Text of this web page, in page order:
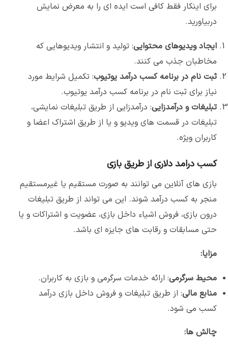
برای اینکار فقط کافی است ایده ای را به معرض نمایش
دربیاورید.
ایجاد ویدیوهای محتوایی: تولید و انتشار ویدیوهایی که
مخاطبان جذب می کنند.
ثبت نام در برنامه کسب درآمد یوتیوب: تکمیل شرایط مورد
نیاز برای ثبت نام در برنامه کسب درآمد یوتیوب.
تبلیغات و درآمدزایی: درآمدزایی از طریق تبلیغات نمایشی،
تبلیغات در قسمت های ویدیو و یا از طریق اشتراک اعضا و
کاربران ویژه.
کسب درامد دلاری از طریق بازی
بازی های آنلاین می توانند به صورت مستقیم یا غیرمستقیم
منجر به کسب درآمد شوند. این می تواند از طریق تبلیغات
درون بازی، فروش اشیاء داخل بازی، عضویت و اشتراکات و یا
حتی مسابقات و رقابت های جایزه ای باشد.
مزایا:
محیط سرگرمی: ارائه خدمات سرگرمی و بازی به کاربران.
منابع مالی: از طریق تبلیغات و فروش داخل بازی درآمد
کسب می شود.
چالش ها: